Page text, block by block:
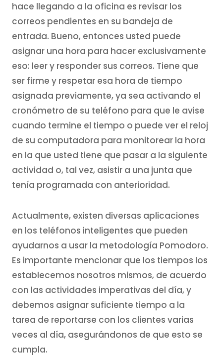
hace llegando a la oficina es revisar los
correos pendientes en su bandeja de
entrada. Bueno, entonces usted puede
asignar una hora para hacer exclusivamente
eso: leer y responder sus correos. Tiene que
ser firme y respetar esa hora de tiempo
asignada previamente, ya sea activando el
cronómetro de su teléfono para que le avise
cuando termine el tiempo o puede ver el reloj
de su computadora para monitorear la hora
en la que usted tiene que pasar a la siguiente
actividad o, tal vez, asistir a una junta que
tenía programada con anterioridad.
Actualmente, existen diversas aplicaciones
en los teléfonos inteligentes que pueden
ayudarnos a usar la metodología Pomodoro.
Es importante mencionar que los tiempos los
establecemos nosotros mismos, de acuerdo
con las actividades imperativas del día, y
debemos asignar suficiente tiempo a la
tarea de reportarse con los clientes varias
veces al día, asegurándonos de que esto se
cumpla.